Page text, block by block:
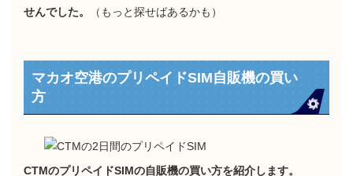
せんでした。
（もっと探せばあるかも）
マカオ空港のプリペイドSIM自販機の買い
方
CTMのプリペイドSIMの自販機の買い方を紹介します。